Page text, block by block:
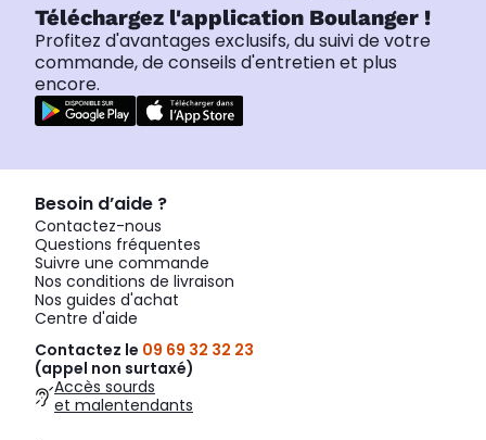
Téléchargez l'application Boulanger !
Profitez d'avantages exclusifs, du suivi de votre
commande, de conseils d'entretien et plus
encore.
Besoin d’aide ?
Contactez-nous
Questions fréquentes
Suivre une commande
Nos conditions de livraison
Nos guides d'achat
Centre d'aide
Contactez le 09 69 32 32 23
(appel non surtaxé)
Accès sourds
et malentendants